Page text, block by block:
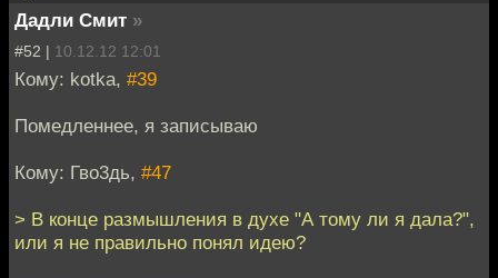
Дадли Смит »
#52 | 10.12.12 12:01
Кому: kotka, #39
Помедленнее, я записываю
Кому: Гво3дь, #47
> В конце размышления в духе "А тому ли я дала?",
или я не правильно понял идею?